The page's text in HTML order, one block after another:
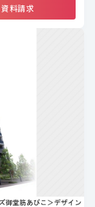
資料請求